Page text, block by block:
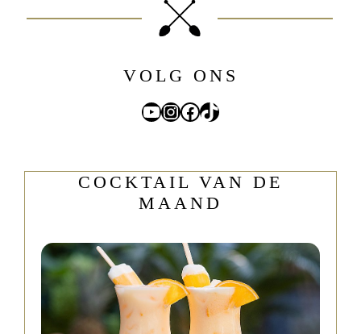
VOLG ONS
YouTube
Instagram
Facebook
TikTok
COCKTAIL VAN DE
MAAND